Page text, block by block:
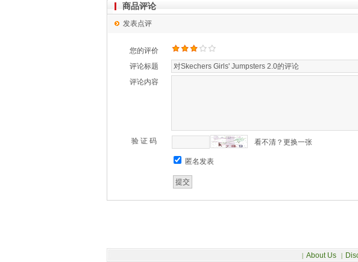
商品评论
发表点评
您的评价
评论标题
评论内容
验 证 码 看不清？更换一张
匿名发表
| About Us |